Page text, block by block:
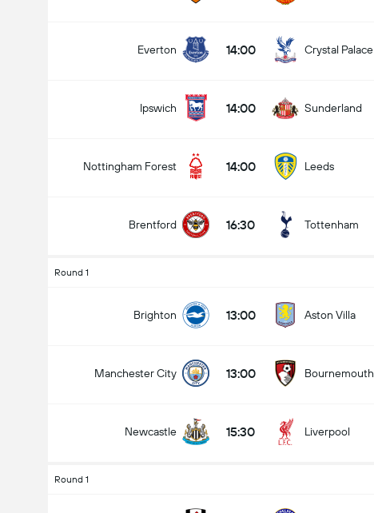
Everton 14:00 Crystal Palace
Ipswich 14:00 Sunderland
Nottingham Forest 14:00 Leeds
Brentford 16:30 Tottenham
Round 1
Brighton 13:00 Aston Villa
Manchester City 13:00 Bournemouth
Newcastle 15:30 Liverpool
Round 1
Over